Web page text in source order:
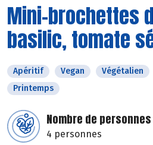
Mini-brochettes
basilic, tomate
Apéritif Vegan Végétalien
Printemps
Nombre de personnes
4 personnes